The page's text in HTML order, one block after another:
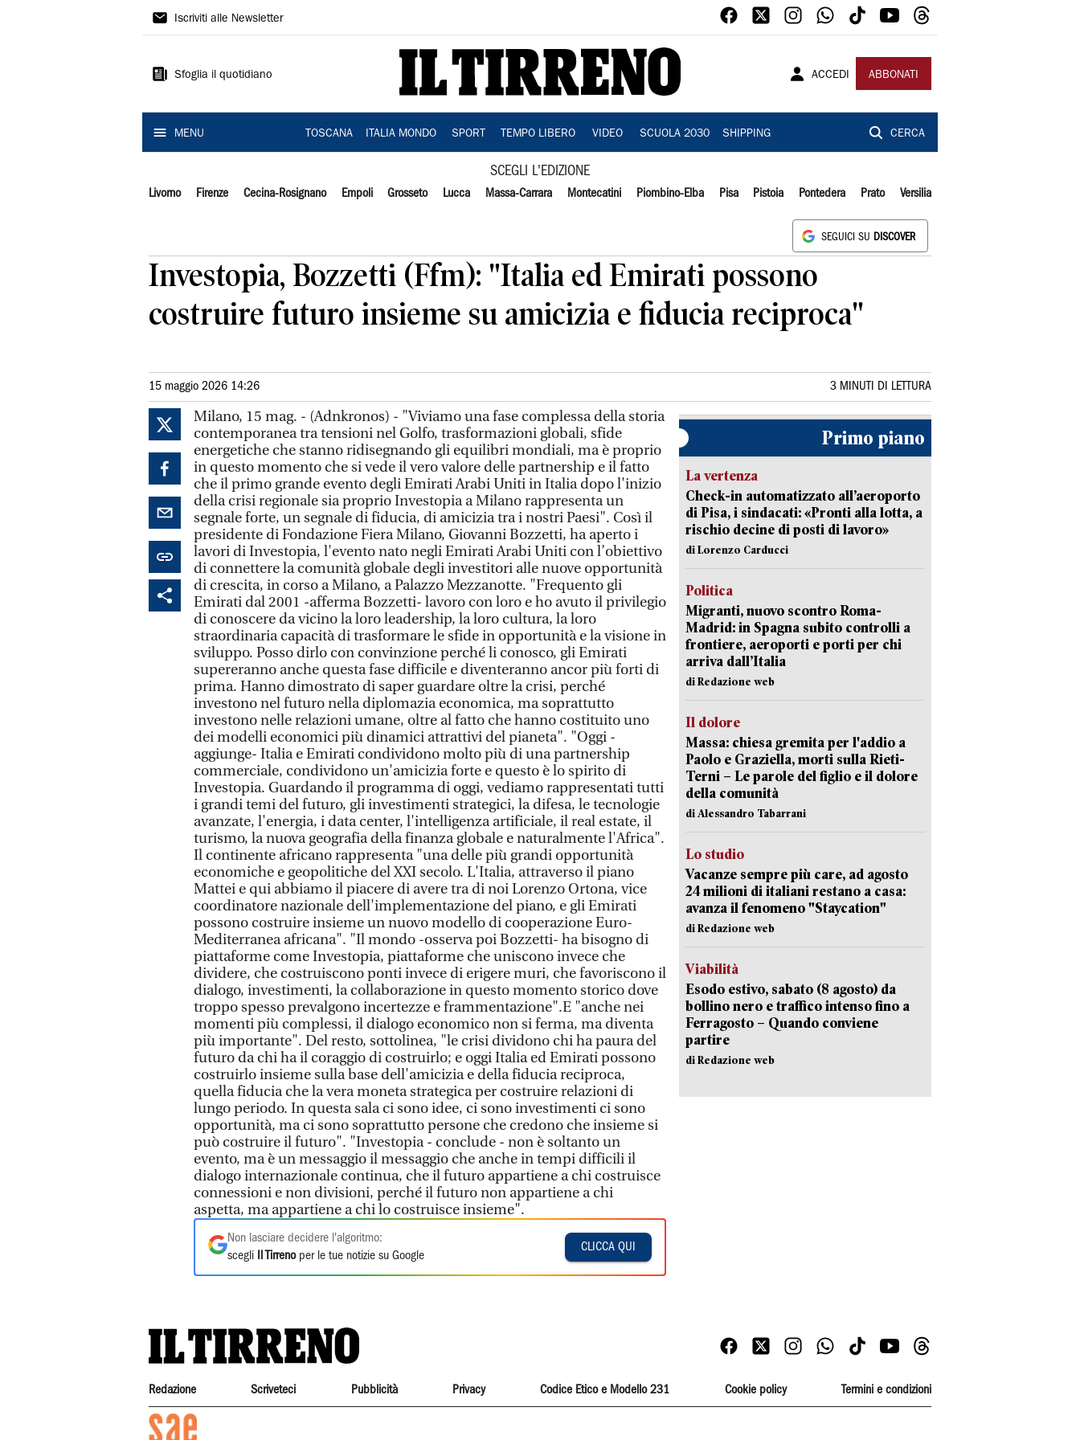
Il
Iscriviti alle Newsletter
Sfoglia il quotidiano ACCEDI ABBONATI
MENU TOSCANA ITALIA MONDO SPORT TEMPO LIBERO VIDEO SCUOLA 2030 SHIPPING CERCA
SCEGLI L'EDIZIONE
Livorno Firenze Cecina-Rosignano Empoli Grosseto Lucca Massa-Carrara Montecatini Piombino-Elba Pisa Pistoia Pontedera Prato Versilia
SEGUICI SU DISCOVER
Investopia, Bozzetti (Ffm): "Italia ed Emirati possono
costruire futuro insieme su amicizia e fiducia reciproca"
15 maggio 2026 14:26 3 MINUTI DI LETTURA
Milano, 15 mag. - (Adnkronos) - "Viviamo una fase complessa della storia
contemporanea tra tensioni nel Golfo, trasformazioni globali, sfide
energetiche che stanno ridisegnando gli equilibri mondiali, ma è proprio
in questo momento che si vede il vero valore delle partnership e il fatto
che il primo grande evento degli Emirati Arabi Uniti in Italia dopo l'inizio
della crisi regionale sia proprio Investopia a Milano rappresenta un
segnale forte, un segnale di fiducia, di amicizia tra i nostri Paesi". Così il
presidente di Fondazione Fiera Milano, Giovanni Bozzetti, ha aperto i
lavori di Investopia, l'evento nato negli Emirati Arabi Uniti con l’obiettivo
di connettere la comunità globale degli investitori alle nuove opportunità
di crescita, in corso a Milano, a Palazzo Mezzanotte. "Frequento gli
Emirati dal 2001 -afferma Bozzetti- lavoro con loro e ho avuto il privilegio
di conoscere da vicino la loro leadership, la loro cultura, la loro
straordinaria capacità di trasformare le sfide in opportunità e la visione in
sviluppo. Posso dirlo con convinzione perché li conosco, gli Emirati
supereranno anche questa fase difficile e diventeranno ancor più forti di
prima. Hanno dimostrato di saper guardare oltre la crisi, perché
investono nel futuro nella diplomazia economica, ma soprattutto
investono nelle relazioni umane, oltre al fatto che hanno costituito uno
dei modelli economici più dinamici attrattivi del pianeta". "Oggi -
aggiunge- Italia e Emirati condividono molto più di una partnership
commerciale, condividono un'amicizia forte e questo è lo spirito di
Investopia. Guardando il programma di oggi, vediamo rappresentati tutti
i grandi temi del futuro, gli investimenti strategici, la difesa, le tecnologie
avanzate, l'energia, i data center, l'intelligenza artificiale, il real estate, il
turismo, la nuova geografia della finanza globale e naturalmente l'Africa".
Il continente africano rappresenta "una delle più grandi opportunità
economiche e geopolitiche del XXI secolo. L'Italia, attraverso il piano
Mattei e qui abbiamo il piacere di avere tra di noi Lorenzo Ortona, vice
coordinatore nazionale dell'implementazione del piano, e gli Emirati
possono costruire insieme un nuovo modello di cooperazione Euro-
Mediterranea africana". "Il mondo -osserva poi Bozzetti- ha bisogno di
piattaforme come Investopia, piattaforme che uniscono invece che
dividere, che costruiscono ponti invece di erigere muri, che favoriscono il
dialogo, investimenti, la collaborazione in questo momento storico dove
troppo spesso prevalgono incertezze e frammentazione".E "anche nei
momenti più complessi, il dialogo economico non si ferma, ma diventa
più importante". Del resto, sottolinea, "le crisi dividono chi ha paura del
futuro da chi ha il coraggio di costruirlo; e oggi Italia ed Emirati possono
costruirlo insieme sulla base dell'amicizia e della fiducia reciproca,
quella fiducia che la vera moneta strategica per costruire relazioni di
lungo periodo. In questa sala ci sono idee, ci sono investimenti ci sono
opportunità, ma ci sono soprattutto persone che credono che insieme si
può costruire il futuro". "Investopia - conclude - non è soltanto un
evento, ma è un messaggio il messaggio che anche in tempi difficili il
dialogo internazionale continua, che il futuro appartiene a chi costruisce
connessioni e non divisioni, perché il futuro non appartiene a chi
aspetta, ma appartiene a chi lo costruisce insieme".
Non lasciare decidere l'algoritmo:
scegli
Il Tirrenoper le tue notizie su Google
CLICCA QUI
Primo piano
La vertenza
Check-in automatizzato all’aeroporto
di Pisa, i sindacati: «Pronti alla lotta, a
rischio decine di posti di lavoro»
di Lorenzo Carducci
Politica
Migranti, nuovo scontro Roma-
Madrid: in Spagna subito controlli a
frontiere, aeroporti e porti per chi
arriva dall’Italia
di Redazione web
Il dolore
Massa: chiesa gremita per l'addio a
Paolo e Graziella, morti sulla Rieti-
Terni – Le parole del figlio e il dolore
della comunità
di Alessandro Tabarrani
Lo studio
Vacanze sempre più care, ad agosto
24 milioni di italiani restano a casa:
avanza il fenomeno "Staycation"
di Redazione web
Viabilità
Esodo estivo, sabato (8 agosto) da
bollino nero e traffico intenso fino a
Ferragosto – Quando conviene
partire
di Redazione web
Redazione Scriveteci Pubblicità Privacy Codice Etico e Modello 231 Cookie policy Termini e condizioni